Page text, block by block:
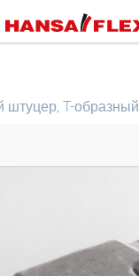
штуцер, T-образный